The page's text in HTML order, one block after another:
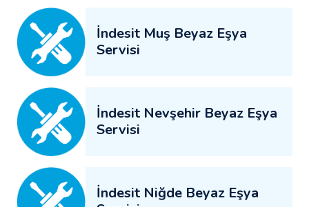
İndesit Muş Beyaz Eşya
Servisi
İndesit Nevşehir Beyaz Eşya
Servisi
İndesit Niğde Beyaz Eşya